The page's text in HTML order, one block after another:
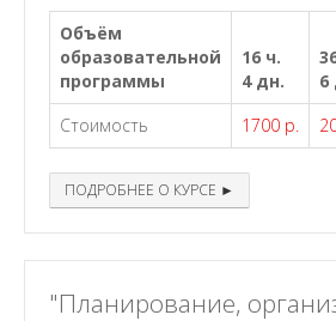
Объём
образовательной
программы
16 ч.
4 дн.
6
Стоимость
1700 р.
ПОДРОБНЕЕ О КУРСЕ ►
"Планирование,